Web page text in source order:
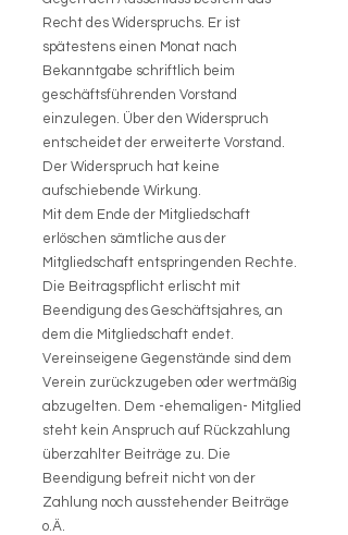
Recht des Widerspruchs. Er ist
spätestens einen Monat nach
Bekanntgabe schriftlich beim
geschäftsführenden Vorstand
einzulegen. Über den Widerspruch
entscheidet der erweiterte Vorstand.
Der Widerspruch hat keine
aufschiebende Wirkung.
Mit dem Ende der Mitgliedschaft
erlöschen sämtliche aus der
Mitgliedschaft entspringenden Rechte.
Die Beitragspflicht erlischt mit
Beendigung des Geschäftsjahres, an
dem die Mitgliedschaft endet.
Vereinseigene Gegenstände sind dem
Verein zurückzugeben oder wertmäßig
abzugelten. Dem -ehemaligen- Mitglied
steht kein Anspruch auf Rückzahlung
überzahlter Beiträge zu. Die
Beendigung befreit nicht von der
Zahlung noch ausstehender Beiträge
o.Ä.